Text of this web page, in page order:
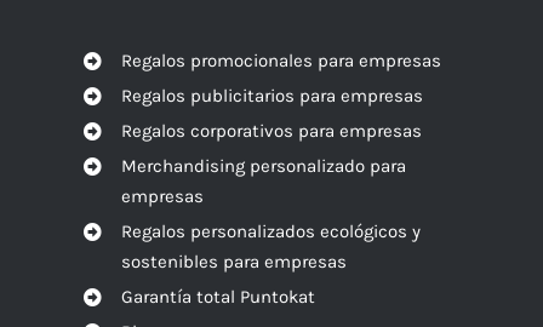
Regalos promocionales para empresas
Regalos publicitarios para empresas
Regalos corporativos para empresas
Merchandising personalizado para
empresas
Regalos personalizados ecológicos y
sostenibles para empresas
Garantía total Puntokat